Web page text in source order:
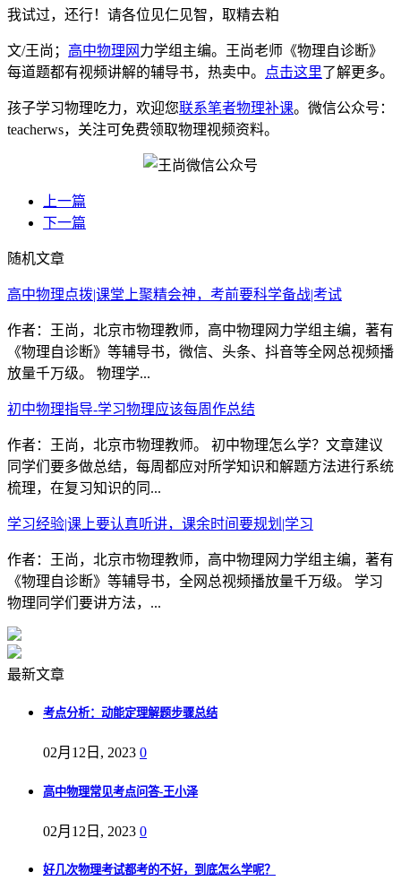
我试过，还行！请各位见仁见智，取精去粕
文/王尚； 高中物理网 力学组主编。王尚老师《物理自诊断》
每道题都有视频讲解的辅导书，热卖中。
点击这里了解更多。
孩子学习物理吃力，欢迎您联系笔者物理补课。微信公众号：
teacherws，关注可免费领取物理视频资料。
上一篇
下一篇
随机文章
高中物理点拨|课堂上聚精会神，考前要科学备战|考试
作者：王尚，北京市物理教师，高中物理网力学组主编，著有
《物理自诊断》等辅导书，微信、头条、抖音等全网总视频播
放量千万级。 物理学...
初中物理指导-学习物理应该每周作总结
作者：王尚，北京市物理教师。 初中物理怎么学？文章建议
同学们要多做总结，每周都应对所学知识和解题方法进行系统
梳理，在复习知识的同...
学习经验|课上要认真听讲，课余时间要规划|学习
作者：王尚，北京市物理教师，高中物理网力学组主编，著有
《物理自诊断》等辅导书，全网总视频播放量千万级。 学习
物理同学们要讲方法，...
最新文章
考点分析：动能定理解题步骤总结
02月12日, 2023 0
高中物理常见考点问答-王小泽
02月12日, 2023 0
好几次物理考试都考的不好，到底怎么学呢？